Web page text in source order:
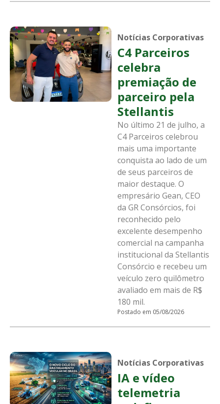
Notícias Corporativas
C4 Parceiros
celebra
premiação de
parceiro pela
Stellantis
No último 21 de julho, a
C4 Parceiros celebrou
mais uma importante
conquista ao lado de um
de seus parceiros de
maior destaque. O
empresário Gean, CEO
da GR Consórcios, foi
reconhecido pelo
excelente desempenho
comercial na campanha
institucional da Stellantis
Consórcio e recebeu um
veículo zero quilômetro
avaliado em mais de R$
180 mil.
Postado em 05/08/2026
Notícias Corporativas
IA e vídeo
telemetria